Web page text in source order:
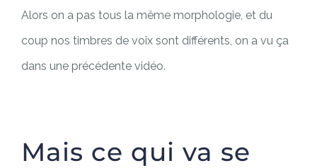
Alors on a pas tous la même morphologie, et du
coup nos timbres de voix sont différents, on a vu ça
dans une précédente vidéo.
Mais ce qui va se